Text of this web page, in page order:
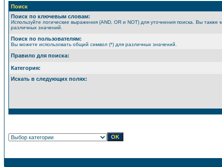
Поиск
Поиск по ключевым словам:
Используйте логические выражения (AND, OR и NOT) для уточнения поиска. Вы
различных значений.
Поиск по пользователям:
Вы можете использовать общий символ (*) для различных значений.
Правило для поиска:
Категория:
Искать в следующих полях: